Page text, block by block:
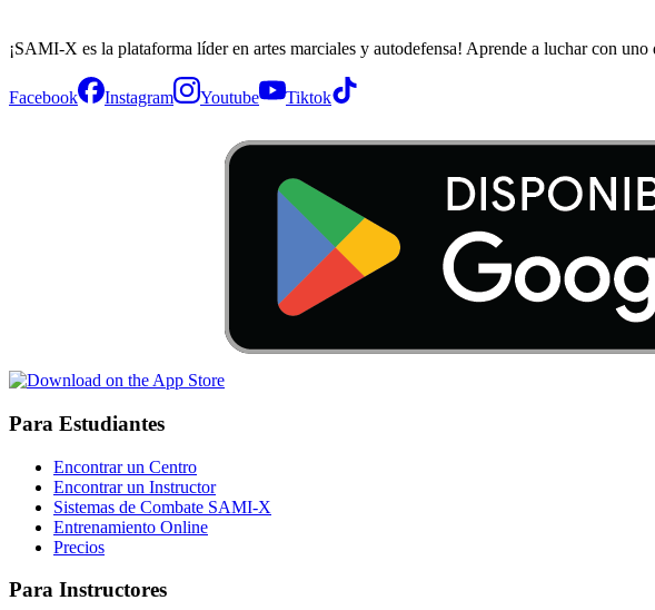
¡SAMI-X es la plataforma líder en artes marciales y autodefensa! Aprende a luchar con uno
Facebook Instagram Youtube Tiktok
Para Estudiantes
Encontrar un Centro
Encontrar un Instructor
Sistemas de Combate SAMI-X
Entrenamiento Online
Precios
Para Instructores